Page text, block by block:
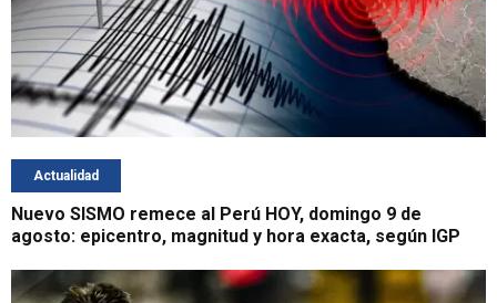
Actualidad
Nuevo SISMO remece al Perú HOY, domingo 9 de
agosto: epicentro, magnitud y hora exacta, según IGP